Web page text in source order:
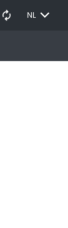
autorenew NL EXPAND_MORE